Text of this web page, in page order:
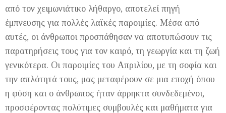
από τον χειμωνιάτικο λήθαργο, αποτελεί πηγή
έμπνευσης για πολλές λαϊκές παροιμίες. Μέσα από
αυτές, οι άνθρωποι προσπάθησαν να αποτυπώσουν τις
παρατηρήσεις τους για τον καιρό, τη γεωργία και τη ζωή
γενικότερα. Οι παροιμίες του Απριλίου, με τη σοφία και
την απλότητά τους, μας μεταφέρουν σε μια εποχή όπου
η φύση και ο άνθρωπος ήταν άρρηκτα συνδεδεμένοι,
προσφέροντας πολύτιμες συμβουλές και μαθήματα για